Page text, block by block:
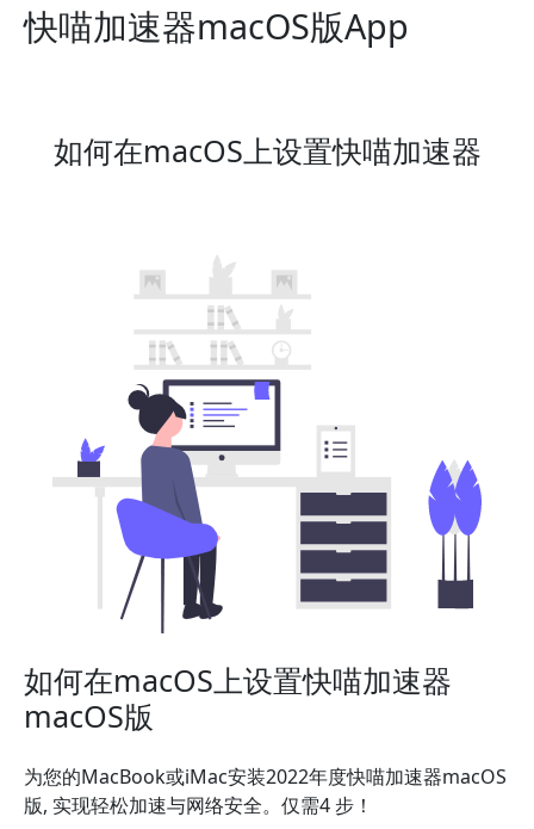
快喵加速器macOS版App
如何在macOS上设置快喵加速器
如何在macOS上设置快喵加速器
macOS版
为您的MacBook或iMac安装2022年度快喵加速器macOS
版, 实现轻松加速与网络安全。仅需4 步！